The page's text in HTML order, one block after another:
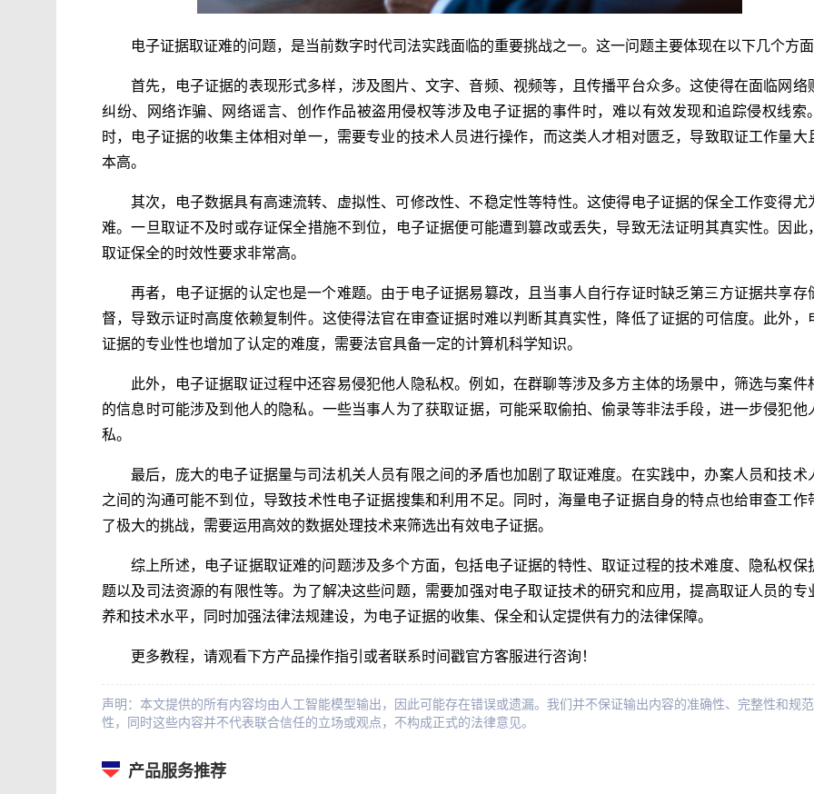
电子证据取证难的问题，是当前数字时代司法实践面临的重要挑战之一。这一问题主要体现在以下几个方面
首先，电子证据的表现形式多样，涉及图片、文字、音频、视频等，且传播平台众多。这使得在面临网络
纠纷、网络诈骗、网络谣言、创作作品被盗用侵权等涉及电子证据的事件时，难以有效发现和追踪侵权线索
时，电子证据的收集主体相对单一，需要专业的技术人员进行操作，而这类人才相对匮乏，导致取证工作量大
本高。
其次，电子数据具有高速流转、虚拟性、可修改性、不稳定性等特性。这使得电子证据的保全工作变得尤
难。一旦取证不及时或存证保全措施不到位，电子证据便可能遭到篡改或丢失，导致无法证明其真实性。因此
取证保全的时效性要求非常高。
再者，电子证据的认定也是一个难题。由于电子证据易篡改，且当事人自行存证时缺乏第三方证据共享存
督，导致示证时高度依赖复制件。这使得法官在审查证据时难以判断其真实性，降低了证据的可信度。此外，
证据的专业性也增加了认定的难度，需要法官具备一定的计算机科学知识。
此外，电子证据取证过程中还容易侵犯他人隐私权。例如，在群聊等涉及多方主体的场景中，筛选与案件
的信息时可能涉及到他人的隐私。一些当事人为了获取证据，可能采取偷拍、偷录等非法手段，进一步侵犯他
私。
最后，庞大的电子证据量与司法机关人员有限之间的矛盾也加剧了取证难度。在实践中，办案人员和技术
之间的沟通可能不到位，导致技术性电子证据搜集和利用不足。同时，海量电子证据自身的特点也给审查工作
了极大的挑战，需要运用高效的数据处理技术来筛选出有效电子证据。
综上所述，电子证据取证难的问题涉及多个方面，包括电子证据的特性、取证过程的技术难度、隐私权保
题以及司法资源的有限性等。为了解决这些问题，需要加强对电子取证技术的研究和应用，提高取证人员的专
养和技术水平，同时加强法律法规建设，为电子证据的收集、保全和认定提供有力的法律保障。
更多教程，请观看下方产品操作指引或者联系时间戳官方客服进行咨询！
声明：本文提供的所有内容均由人工智能模型输出，因此可能存在错误或遗漏。我们并不保证输出内容的准确性、完整性和规范
性，同时这些内容并不代表联合信任的立场或观点，不构成正式的法律意见。
产品服务推荐